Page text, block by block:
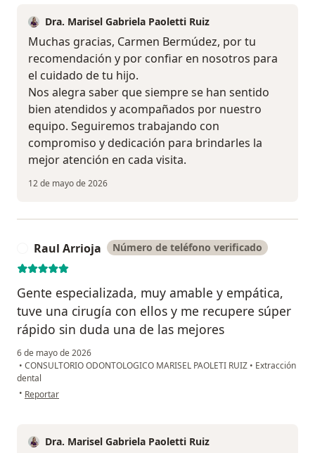
Dra. Marisel Gabriela Paoletti Ruiz
Muchas gracias, Carmen Bermúdez, por tu
recomendación y por confiar en nosotros para
el cuidado de tu hijo.
Nos alegra saber que siempre se han sentido
bien atendidos y acompañados por nuestro
equipo. Seguiremos trabajando con
compromiso y dedicación para brindarles la
mejor atención en cada visita.
12 de mayo de 2026
Raul Arrioja Número de teléfono verificado
Gente especializada, muy amable y empática,
tuve una cirugía con ellos y me recupere súper
rápido sin duda una de las mejores
6 de mayo de 2026
• CONSULTORIO ODONTOLOGICO MARISEL PAOLETI RUIZ • Extracción
dental
• en opinión del usuario Raul Arrioja
Reportar
Dra. Marisel Gabriela Paoletti Ruiz